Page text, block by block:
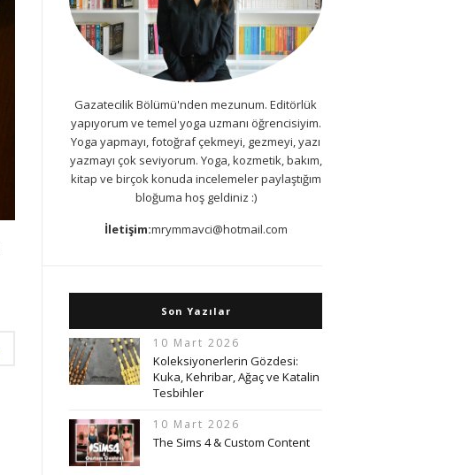
Gazatecilik Bölümü'nden mezunum. Editörlük
yapıyorum ve temel yoga uzmanı öğrencisiyim.
Yoga yapmayı, fotoğraf çekmeyi, gezmeyi, yazı
yazmayı çok seviyorum. Yoga, kozmetik, bakım,
kitap ve birçok konuda incelemeler paylaştığım
bloğuma hoş geldiniz :)
İletişim:mrymmavci@hotmail.com
Son Yazılar
10 Mart 2026
Koleksiyonerlerin Gözdesi:
Kuka, Kehribar, Ağaç ve Katalin
Tesbihler
10 Mart 2026
The Sims 4 & Custom Content